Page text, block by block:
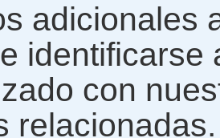
adicionales
identificarse
con